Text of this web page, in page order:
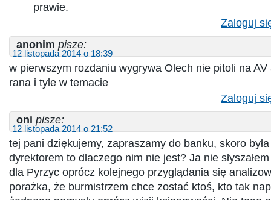
prawie.
Zaloguj
anonim pisze:
12 listopada 2014 o 18:39
w pierwszym rozdaniu wygrywa Olech nie pitoli na
rana i tyle w temacie
Zaloguj
oni pisze:
12 listopada 2014 o 21:52
tej pani dziękujemy, zapraszamy do banku, skoro
dyrektorem to dlaczego nim nie jest? Ja nie
dla Pyrzyc oprócz kolejnego przyglądania się
porażka, że burmistrzem chce zostać ktoś, kto tak